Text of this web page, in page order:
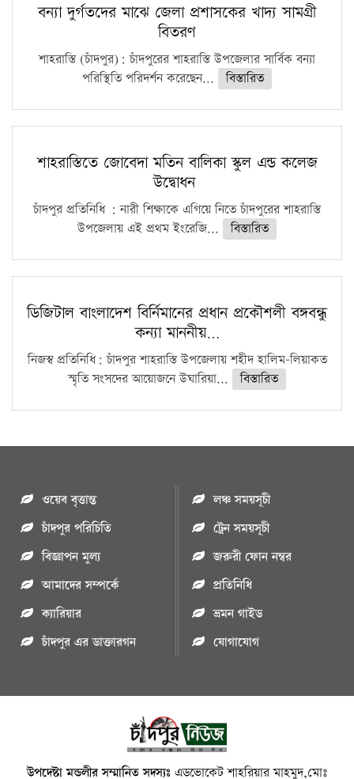
বন্যা দুর্গতদের মাঝে জেলা প্রশাসকের খাদ্য সামগ্রী
বিতরণ
শাহরাস্তি (চাঁদপুর): চাঁদপুরের শাহরাস্তি উপজেলার সার্বিক বন্যা
পরিস্থিতি পরিদর্শন করেছেন...
বিস্তারিত
শাহরাস্তিতে জোবেদা মতিন বালিকা স্কুল এন্ড কলেজ
উদ্বোধন
চাঁদপুর প্রতিনিধি : নারী শিক্ষাকে এগিয়ে নিতে চাঁদপুরের শাহরাস্তি
উপজেলায় এই প্রথম ইংরেজি...
বিস্তারিত
ডিজিটাল বাংলাদেশ বির্নিমানের প্রধান প্রকৌশলী বঙ্গবন্ধু
কন্যা মাননীয়…
নিজস্ব প্রতিনিধি: চাঁদপুর শাহরাস্তি উপজেলায় শহীদ হালিম-লিয়াকত
স্মৃতি সংসদের আয়োজনে উঘারিয়া...
বিস্তারিত
ওয়েব বৃত্তান্ত
চাঁদপুর পরিচিতি
বিজ্ঞাপন মুল্য
আমাদের সম্পর্কে
ক্যারিয়ার
চাঁদপুর এর ডাক্তারগন
লঞ্চ সময়সূচী
ট্রেন সময়সূচী
জরুরী ফোন নম্বর
প্রতিনিধি
ভ্রমন গাইড
যোগাযোগ
উপদেষ্টা মন্ডলীর সম্মানিত সদস্যঃ এডভোকেট শাহরিয়ার মাহমুদ,মোঃ